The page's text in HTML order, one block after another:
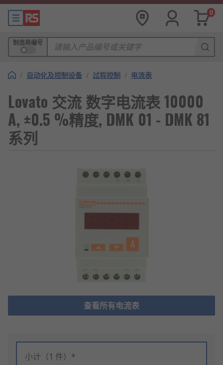
0
制造商编号
/ 自动化及控制设备 / 过程控制 / 电流表
Lovato 交流 数字电流表 10000
A, ±0.5 %精度, DMK 01 - DMK 81
系列
查看所有电流表
小计（1 件）*